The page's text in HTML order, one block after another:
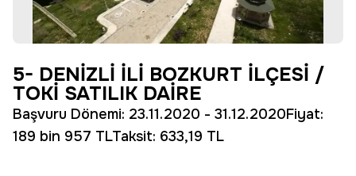
5- DENİZLİ İLİ BOZKURT İLÇESİ /
TOKİ SATILIK DAİRE
Başvuru Dönemi: 23.11.2020 - 31.12.2020Fiyat:
189 bin 957 TLTaksit: 633,19 TL